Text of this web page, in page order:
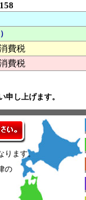
費税
費税
し上げます。
ります。
の